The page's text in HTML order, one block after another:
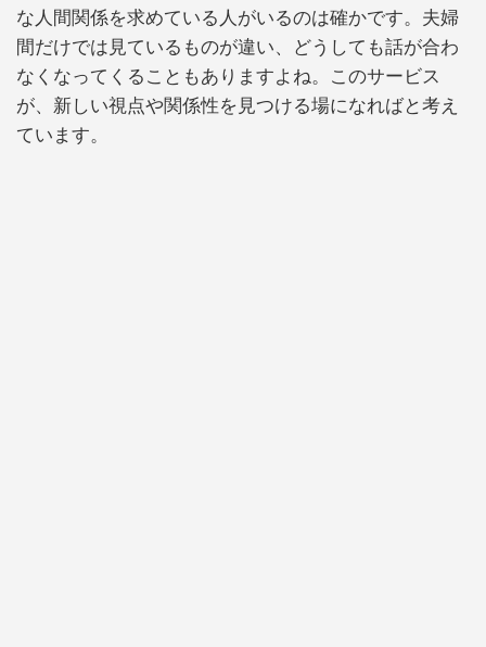
な人間関係を求めている人がいるのは確かです。夫婦
間だけでは見ているものが違い、どうしても話が合わ
なくなってくることもありますよね。このサービス
が、新しい視点や関係性を見つける場になればと考え
ています。